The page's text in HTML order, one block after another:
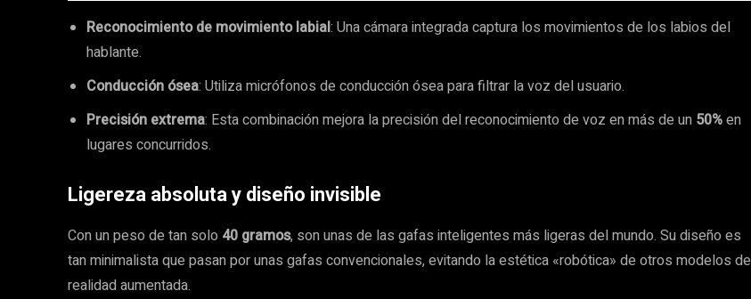
Reconocimiento de movimiento labial: Una cámara integrada captura los movimientos de los labios del
hablante.
Conducción ósea: Utiliza micrófonos de conducción ósea para filtrar la voz del usuario.
Precisión extrema: Esta combinación mejora la precisión del reconocimiento de voz en más de un 50%en
lugares concurridos.
Ligereza absoluta y diseño invisible
Con un peso de tan solo 40 gramos, son unas de las gafas inteligentes más ligeras del mundo. Su diseño es
tan minimalista que pasan por unas gafas convencionales, evitando la estética «robótica» de otros modelos de
realidad aumentada.